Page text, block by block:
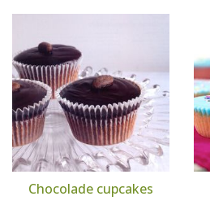
Chocolade cupcakes